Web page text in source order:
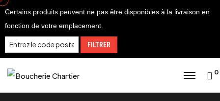
Skip
to
content
Certains produits peuvent ne pas être disponibles à la livraison en
fonction de votre emplacement.
FILTRER
0